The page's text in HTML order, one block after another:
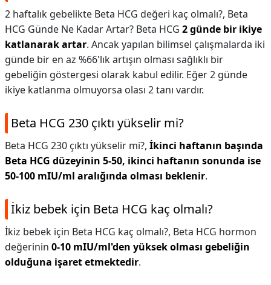
2 haftalık gebelikte Beta HCG değeri kaç olmalı?, Beta
HCG Günde Ne Kadar Artar? Beta HCG 2 günde bir ikiye
katlanarak artar. Ancak yapılan bilimsel çalışmalarda iki
günde bir en az %66'lık artışın olması sağlıklı bir
gebeliğin göstergesi olarak kabul edilir. Eğer 2 günde
ikiye katlanma olmuyorsa olası 2 tanı vardır.
Beta HCG 230 çıktı yükselir mi?
Beta HCG 230 çıktı yükselir mi?, İkinci haftanın başında
Beta HCG düzeyinin 5-50, ikinci haftanın sonunda ise
50-100 mIU/ml aralığında olması beklenir.
İkiz bebek için Beta HCG kaç olmalı?
İkiz bebek için Beta HCG kaç olmalı?, Beta HCG hormon
değerinin 0-10 mIU/ml'den yüksek olması gebeliğin
olduğuna işaret etmektedir.